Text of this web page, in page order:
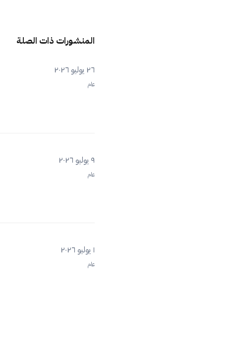
المنشورات ذات الصلة
٢٦ يوليو ٢٠٢٦
عام
٩ يوليو ٢٠٢٦
عام
١ يوليو ٢٠٢٦
عام